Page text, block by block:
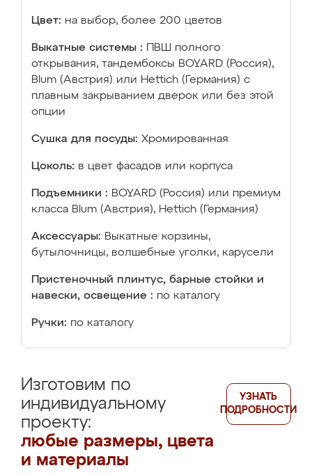
Цвет: на выбор, более 200 цветов
Выкатные системы :
ПВШ полного
открывания, тандембоксы BOYARD (Россия),
Blum (Австрия) или Hettich (Германия) с
плавным закрыванием дверок или без этой
опции
Сушка для посуды: Хромированная
Цоколь: в цвет фасадов или корпуса
Подъемники : BOYARD (Россия) или премиум
класса Blum (Австрия), Hettich (Германия)
Аксессуары: Выкатные корзины,
бутылочницы, волшебные уголки, карусели
Пристеночный плинтус, барные стойки и
навески, освещение : по каталогу
Ручки: по каталогу
Изготовим по
индивидуальному
проекту:
любые размеры, цвета
и материалы
УЗНАТЬ
ПОДРОБНОСТИ